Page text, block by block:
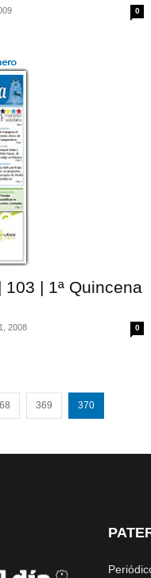
0
| 1ª Quincena
2008 0
369 370